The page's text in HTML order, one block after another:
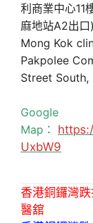
利商業中心11
麻地站A2出口)
Mong Kok
Pakpolee
Street South,
Google
Map：
UxbW9
香港銅鑼灣
醫舘